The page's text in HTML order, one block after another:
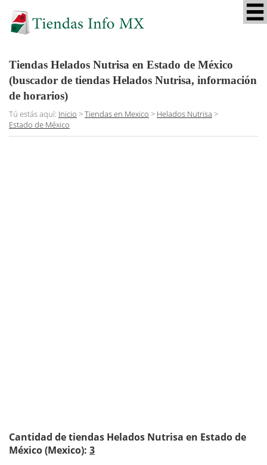
Tiendas Helados Nutrisa en Estado de México
(buscador de tiendas Helados Nutrisa, información
de horarios)
Tú estás aquí: Inicio >Tiendas en Mexico > Helados Nutrisa >
Estado de México
Cantidad de tiendas Helados Nutrisa en Estado de
México (Mexico): 3